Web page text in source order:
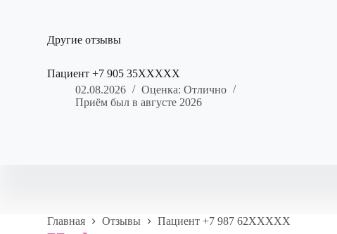
Другие отзывы
Пациент +7 905 35XXXXX
02.08.2026
Оценка: Отлично
Приём был в августе 2026
Главная Отзывы Пациент +7 987 62XXXXX